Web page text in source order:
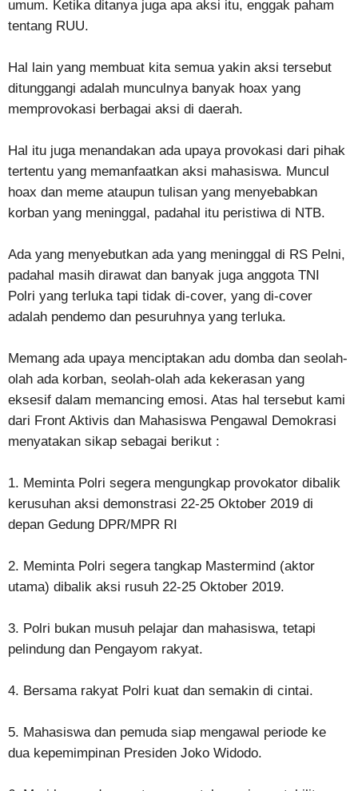
umum. Ketika ditanya juga apa aksi itu, enggak paham
tentang RUU.
Hal lain yang membuat kita semua yakin aksi tersebut
ditunggangi adalah munculnya banyak hoax yang
memprovokasi berbagai aksi di daerah.
Hal itu juga menandakan ada upaya provokasi dari pihak
tertentu yang memanfaatkan aksi mahasiswa. Muncul
hoax dan meme ataupun tulisan yang menyebabkan
korban yang meninggal, padahal itu peristiwa di NTB.
Ada yang menyebutkan ada yang meninggal di RS Pelni,
padahal masih dirawat dan banyak juga anggota TNI
Polri yang terluka tapi tidak di-cover, yang di-cover
adalah pendemo dan pesuruhnya yang terluka.
Memang ada upaya menciptakan adu domba dan seolah-
olah ada korban, seolah-olah ada kekerasan yang
eksesif dalam memancing emosi. Atas hal tersebut kami
dari Front Aktivis dan Mahasiswa Pengawal Demokrasi
menyatakan sikap sebagai berikut :
1. Meminta Polri segera mengungkap provokator dibalik
kerusuhan aksi demonstrasi 22-25 Oktober 2019 di
depan Gedung DPR/MPR RI
2. Meminta Polri segera tangkap Mastermind (aktor
utama) dibalik aksi rusuh 22-25 Oktober 2019.
3. Polri bukan musuh pelajar dan mahasiswa, tetapi
pelindung dan Pengayom rakyat.
4. Bersama rakyat Polri kuat dan semakin di cintai.
5. Mahasiswa dan pemuda siap mengawal periode ke
dua kepemimpinan Presiden Joko Widodo.